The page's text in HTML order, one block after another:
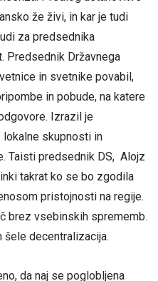
že živi, in kar je tudi
za predsednika
Predsednik Državnega
in svetnike povabil,
in pobude, na katere
Izrazil je
skupnosti in
Taisti predsednik DS, Alojz
takrat ko se bo zgodila
pristojnosti na regije.
brez vsebinskih sprememb.
šele decentralizacija.
da naj se poglobljena